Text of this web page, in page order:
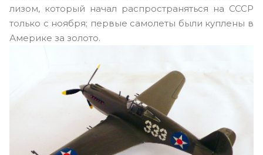
лизом, который начал распространяться на СССР
только с ноября; первые самолеты были куплены в
Америке за золото.